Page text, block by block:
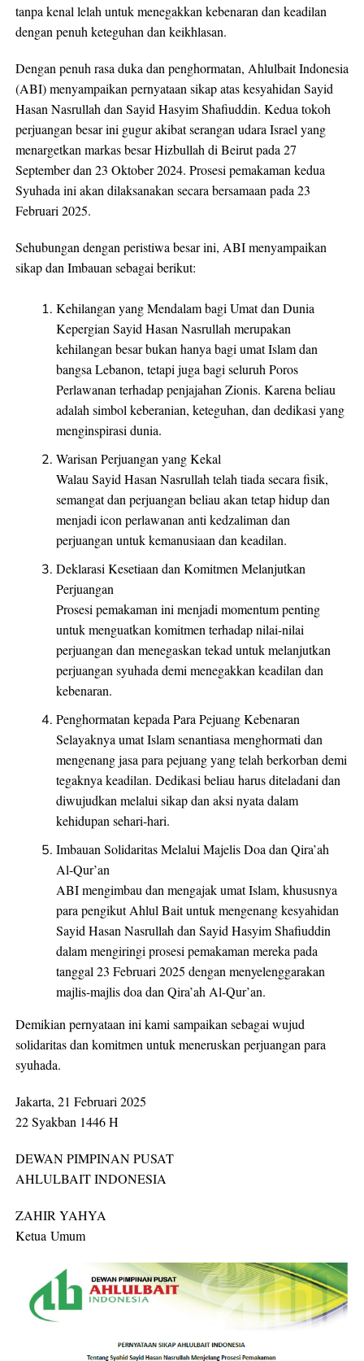
tanpa kenal lelah untuk menegakkan kebenaran dan keadilan
dengan penuh keteguhan dan keikhlasan.
Dengan penuh rasa duka dan penghormatan, Ahlulbait Indonesia
(ABI) menyampaikan pernyataan sikap atas kesyahidan Sayid
Hasan Nasrullah dan Sayid Hasyim Shafiuddin. Kedua tokoh
perjuangan besar ini gugur akibat serangan udara Israel yang
menargetkan markas besar Hizbullah di Beirut pada 27
September dan 23 Oktober 2024. Prosesi pemakaman kedua
Syuhada ini akan dilaksanakan secara bersamaan pada 23
Februari 2025.
Sehubungan dengan peristiwa besar ini, ABI menyampaikan
sikap dan Imbauan sebagai berikut:
Kehilangan yang Mendalam bagi Umat dan Dunia
Kepergian Sayid Hasan Nasrullah merupakan
kehilangan besar bukan hanya bagi umat Islam dan
bangsa Lebanon, tetapi juga bagi seluruh Poros
Perlawanan terhadap penjajahan Zionis. Karena beliau
adalah simbol keberanian, keteguhan, dan dedikasi yang
menginspirasi dunia.
Warisan Perjuangan yang Kekal
Walau Sayid Hasan Nasrullah telah tiada secara fisik,
semangat dan perjuangan beliau akan tetap hidup dan
menjadi icon perlawanan anti kedzaliman dan
perjuangan untuk kemanusiaan dan keadilan.
Deklarasi Kesetiaan dan Komitmen Melanjutkan
Perjuangan
Prosesi pemakaman ini menjadi momentum penting
untuk menguatkan komitmen terhadap nilai-nilai
perjuangan dan menegaskan tekad untuk melanjutkan
perjuangan syuhada demi menegakkan keadilan dan
kebenaran.
Penghormatan kepada Para Pejuang Kebenaran
Selayaknya umat Islam senantiasa menghormati dan
mengenang jasa para pejuang yang telah berkorban demi
tegaknya keadilan. Dedikasi beliau harus diteladani dan
diwujudkan melalui sikap dan aksi nyata dalam
kehidupan sehari-hari.
Imbauan Solidaritas Melalui Majelis Doa dan Qira’ah
Al-Qur’an
ABI mengimbau dan mengajak umat Islam, khususnya
para pengikut Ahlul Bait untuk mengenang kesyahidan
Sayid Hasan Nasrullah dan Sayid Hasyim Shafiuddin
dalam mengiringi prosesi pemakaman mereka pada
tanggal 23 Februari 2025 dengan menyelenggarakan
majlis-majlis doa dan Qira’ah Al-Qur’an.
Demikian pernyataan ini kami sampaikan sebagai wujud
solidaritas dan komitmen untuk meneruskan perjuangan para
syuhada.
Jakarta, 21 Februari 2025
22 Syakban 1446 H
DEWAN PIMPINAN PUSAT
AHLULBAIT INDONESIA
ZAHIR YAHYA
Ketua Umum